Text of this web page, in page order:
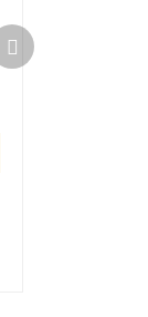
Další
produkt